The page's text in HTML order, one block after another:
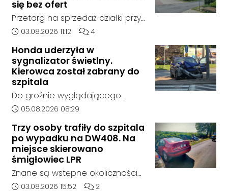
raciborskim, w województwie
śląskim.
się bez ofert
Przetarg na sprzedaż działki przy
Zespole Szkół Technicznych i
Kędzierzynie-Koźlu zakończył się
bez rozstrzygnięcia. Mimo
wcześniejszego zainteresowania
terenem ze strony sieci Dino, do
postępowania nie zgłosił się
żaden oferent.
Data dodania artykułu:
03.08.2026 11:12 Liczba komentarzy artykułu:
4
Honda uderzyła w
sygnalizator świetlny.
Kierowca został zabrany do
szpitala
Do groźnie wyglądającego
zdarzenia drogowego doszło w
godziny 6:30 kierujący
samochodem marki Honda
zjechał z drogi i uderzył w
sygnalizator świetlny.
Data dodania artykułu:
05.08.2026 08:29
Trzy osoby trafiły do szpitala
po wypadku na DW408. Na
miejsce skierowano
śmigłowiec LPR
Znane są wstępne okoliczności
zdarzenia drogowego, do
Data dodania artykułu:
03.08.2026 15:52 Liczba komentarzy artykułu:
2